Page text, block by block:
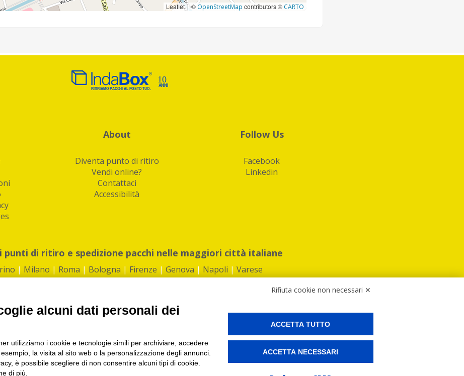
Leaflet|© OpenStreetMap contributors © CARTO
About
Diventa punto di ritiro
Vendi online?
Contattaci
Accessibilità
Follow Us
Facebook
Linkedin
punti di ritiro e spedizione pacchi nelle maggiori città italiane
| Milano | Roma | Bologna | Firenze | Genova | Napoli | Varese
| REA: RM 1494760 | Cap.Soc.: 50.000€ |Whistleblowing|Privacy|Preferenze Cookies
punti di ritiro tra Bar, Tabaccai, Edicole e Kipoint per ritirare i tuoi acquisti online e spedire i tuoi pacchi.
Rifiuta cookie non necessari ✕
alcuni dati personali dei
utilizziamo i cookie e tecnologie simili per archiviare, accedere
la visita al sito web o la personalizzazione degli annunci.
è possibile scegliere di non consentire alcuni tipi di cookie.
di più.
ACCETTA TUTTO
ACCETTA NECESSARI